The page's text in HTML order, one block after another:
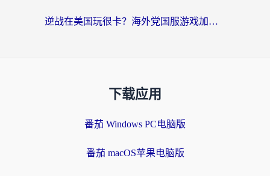
逆战在美国玩很卡？海外党国服游戏加速终极指南（附DNF宝可梦加速技巧）
下载应用
番茄 Windows PC电脑版
番茄 macOS苹果电脑版